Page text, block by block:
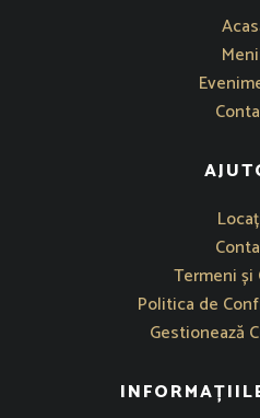
Se
Termeni și
Politica de
Gestionează